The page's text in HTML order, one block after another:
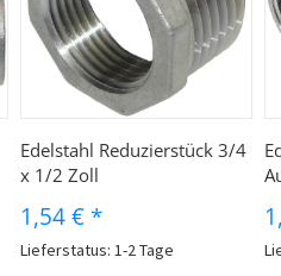
Edelstahl Reduzierstück 3/4
x 1/2 Zoll
1,54 € *
Lieferstatus: 1-2 Tage